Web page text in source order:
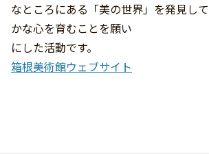
なところにある「美の世界」を発見し
かな心を育むことを願い
にした活動です。
箱根美術館ウェブサイト